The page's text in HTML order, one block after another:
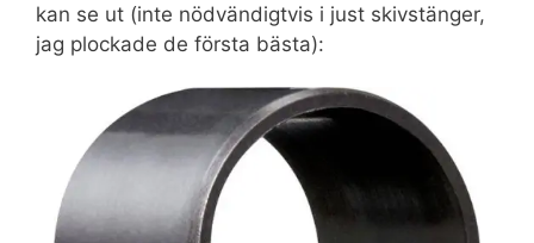
kan se ut (inte nödvändigtvis i just skivstänger,
jag plockade de första bästa):